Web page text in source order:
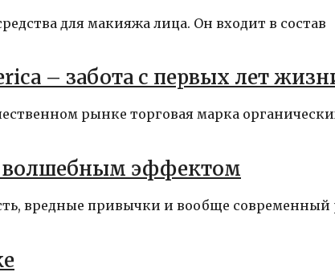
для макияжа лица. Он входит в состав
– забота с первых лет
рынке торговая марка
волшебным эффектом
вредные привычки и вообще